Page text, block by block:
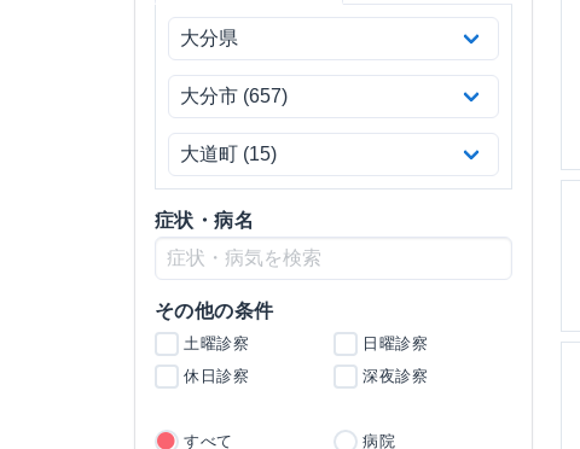
症状・病名
その他の条件
土曜診察
日曜診察
休日診察
深夜診察
すべて
病院